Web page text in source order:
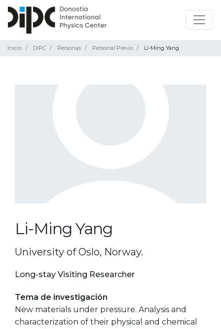
Inicio DIPC Personas Personal Previo Li-Ming Yang
Li-Ming Yang
University of Oslo, Norway.
Long-stay Visiting Researcher
Tema de investigación
New materials under pressure. Analysis and
characterization of their physical and chemical